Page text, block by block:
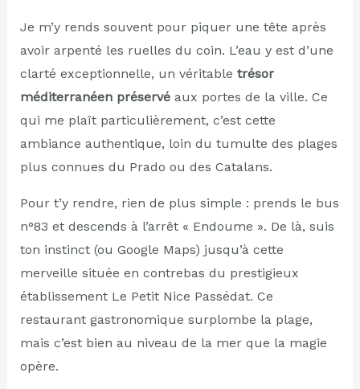
Je m’y rends souvent pour piquer une tête après
avoir arpenté les ruelles du coin. L’eau y est d’une
clarté exceptionnelle, un véritable trésor
méditerranéen préservéaux portes de la ville. Ce
qui me plaît particulièrement, c’est cette
ambiance authentique, loin du tumulte des plages
plus connues du Prado ou des Catalans.
Pour t’y rendre, rien de plus simple : prends le bus
n°83 et descends à l’arrêt « Endoume ». De là, suis
ton instinct (ou Google Maps) jusqu’à cette
merveille située en contrebas du prestigieux
établissement Le Petit Nice Passédat. Ce
restaurant gastronomique surplombe la plage,
mais c’est bien au niveau de la mer que la magie
opère.